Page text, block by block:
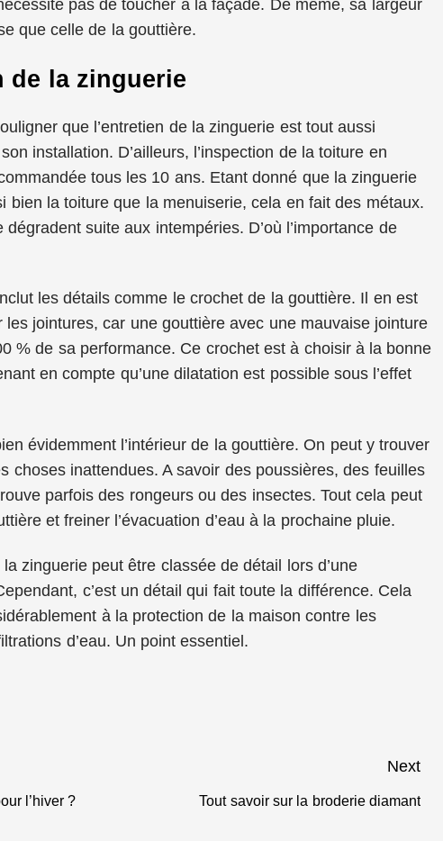
pas de toucher à la façade. De même, sa largeur
que celle de la gouttière.
de la zinguerie
que l’entretien de la zinguerie est tout aussi
installation. D’ailleurs, l’inspection de la toiture en
tous les 10 ans. Etant donné que la zinguerie
bien la toiture que la menuiserie, cela en fait des métaux.
dégradent suite aux intempéries. D’où l’importance de
les détails comme le crochet de la gouttière. Il en est
les jointures, car une gouttière avec une mauvaise jointure
% de sa performance. Ce crochet est à choisir à la bonne
en compte qu’une dilatation est possible sous l’effet
évidemment l’intérieur de la gouttière. On peut y trouver
choses inattendues. A savoir des poussières, des feuilles
parfois des rongeurs ou des insectes. Tout cela peut
et freiner l’évacuation d’eau à la prochaine pluie.
zinguerie peut être classée de détail lors d’une
c’est un détail qui fait toute la différence. Cela
à la protection de la maison contre les
d’eau. Un point essentiel.
l’hiver ?
Next
Next
Tout savoir sur la broderie diamant